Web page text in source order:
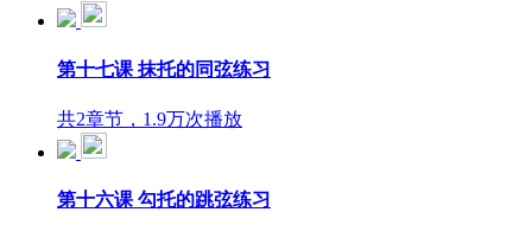
第十七课 抹托的同弦练习
共2章节，1.9万次播放
第十六课 勾托的跳弦练习